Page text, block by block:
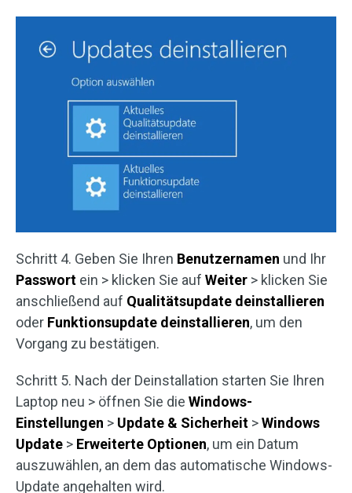
Schritt 4. Geben Sie Ihren Benutzernamen und Ihr
Passwort ein > klicken Sie auf Weiter > klicken Sie
anschließend auf Qualitätsupdate deinstallieren
oder Funktionsupdate deinstallieren, um den
Vorgang zu bestätigen.
Schritt 5. Nach der Deinstallation starten Sie Ihren
Laptop neu > öffnen Sie die Windows-
Einstellungen > Update & Sicherheit >Windows
Update > Erweiterte Optionen, um ein Datum
auszuwählen, an dem das automatische Windows-
Update angehalten wird.